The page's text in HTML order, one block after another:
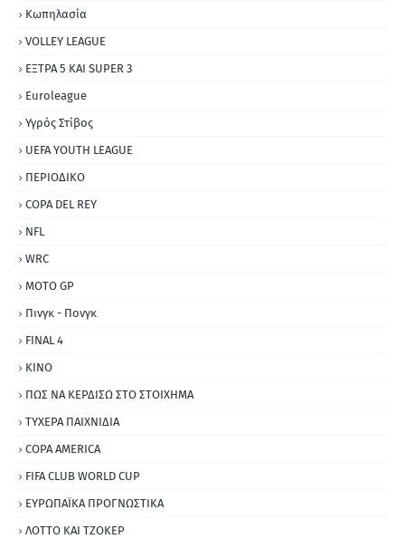
Κωπηλασία
VOLLEY LEAGUE
ΕΞΤΡΑ 5 ΚΑΙ SUPER 3
Εuroleague
Υγρός Στίβος
UEFA YOUTH LEAGUE
ΠΕΡΙΟΔΙΚΟ
COPA DEL REY
NFL
WRC
MOTO GP
Πινγκ - Πονγκ
FINAL 4
ΚΙΝΟ
ΠΩΣ ΝΑ ΚΕΡΔΙΣΩ ΣΤΟ ΣΤΟΙΧΗΜΑ
ΤΥΧΕΡΑ ΠΑΙΧΝΙΔΙΑ
COPA AMERICA
FIFA CLUB WORLD CUP
ΕΥΡΩΠΑΪΚΑ ΠΡΟΓΝΩΣΤΙΚΑ
ΛΟΤΤΟ ΚΑΙ ΤΖΟΚΕΡ